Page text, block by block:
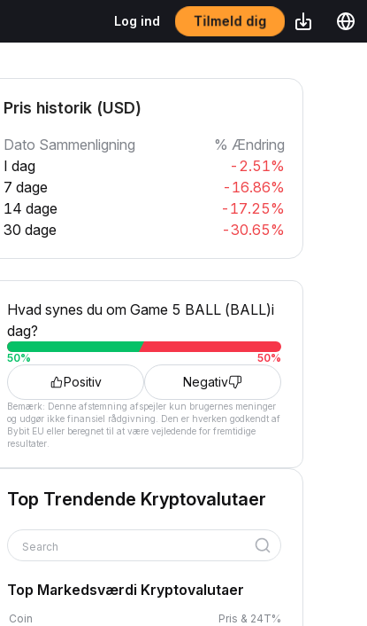
Log ind Tilmeld dig
Pris historik (USD)
Dato Sammenligning
% Ændring
I dag
-2.51%
7 dage
-16.86%
14 dage
-17.25%
30 dage
-30.65%
Hvad synes du om Game 5 BALL (BALL)i
dag?
50% 50%
Positiv Negativ
Bemærk: Denne afstemning afspejler kun brugernes meninger
og udgør ikke finansiel rådgivning. Den er hverken godkendt af
Bybit EU eller beregnet til at være vejledende for fremtidige
resultater.
Top Trendende Kryptovalutaer
Search
Top Markedsværdi Kryptovalutaer
Coin Pris & 24T%